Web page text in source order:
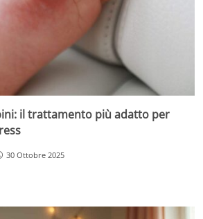
il trattamento più adatto per
30 Ottobre 2025